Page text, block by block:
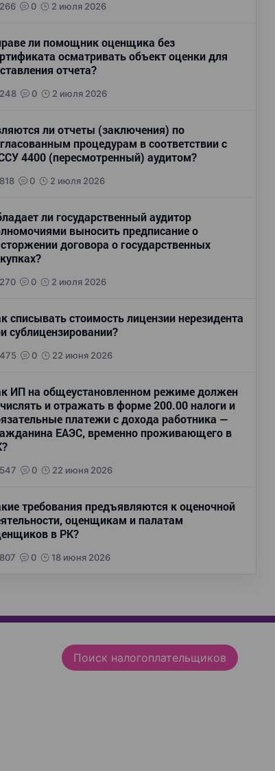
266 0 2 июля 2026
ли помощник оценщика без
осматривать объект оценки для
отчета?
248 0 2 июля 2026
ли отчеты (заключения) по
процедурам в соответствии с
4400 (пересмотренный) аудитом?
818 0 2 июля 2026
ли государственный аудитор
выносить предписание о
договора о государственных
270 0 2 июля 2026
списывать стоимость лицензии нерезидента
сублицензировании?
475 0 22 июня 2026
ИП на общеустановленном режиме должен
и отражать в форме 200.00 налоги и
платежи с дохода работника —
ЕАЭС, временно проживающего в
547 0 22 июня 2026
требования предъявляются к оценочной
оценщикам и палатам
в РК?
807 0 18 июня 2026
Поиск налогоплательщиков